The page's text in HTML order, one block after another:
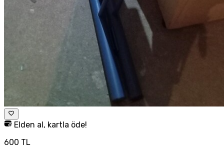
Elden al, kartla öde!
600 TL